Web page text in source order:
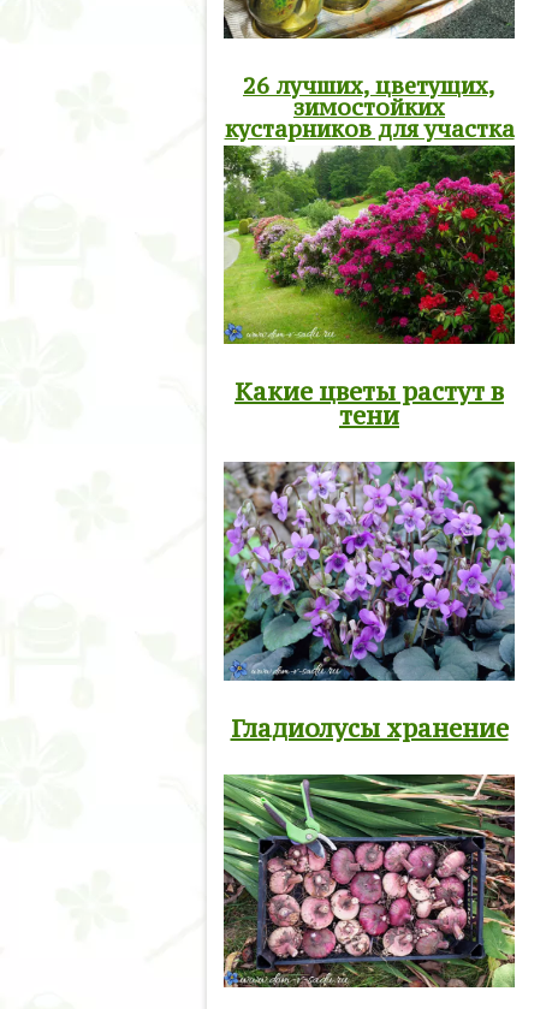
26 лучших, цветущих,
зимостойких
кустарников для участка
Какие цветы растут в
тени
Гладиолусы хранение